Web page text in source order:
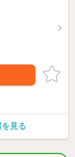
見る